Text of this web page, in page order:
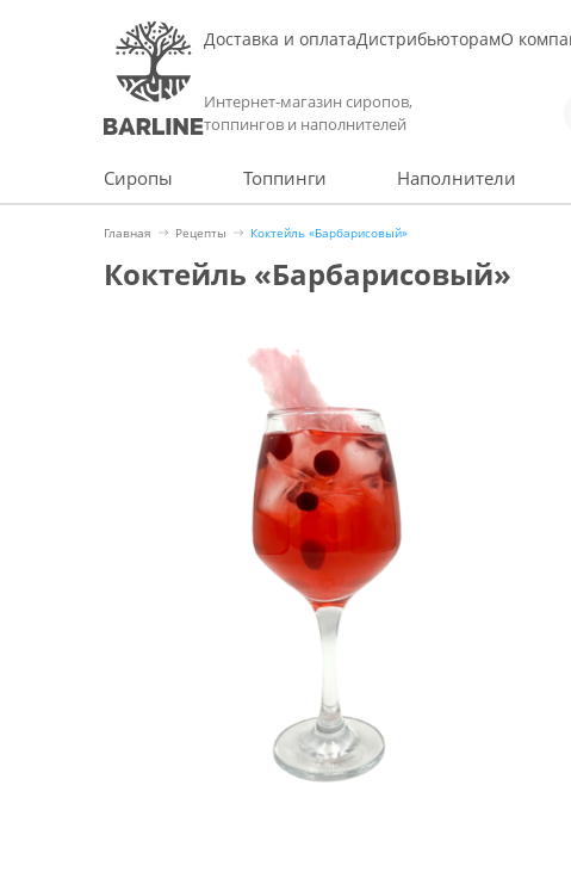
Доставка и оплатаДистрибьюторамО
Интернет-магазин сиропов,
топпингов и наполнителей
Сиропы Топпинги Наполнители
Главная Рецепты Коктейль «Барбарисовый»
Коктейль «Барбарисовый»